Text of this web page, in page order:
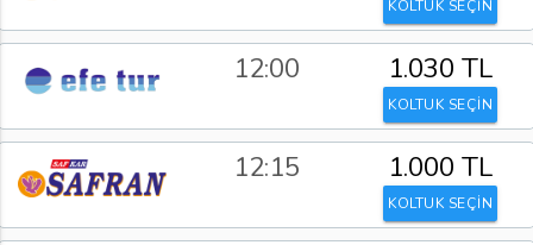
KOLTUK SEÇİN
12:00 1.030 TL
KOLTUK SEÇİN
12:15 1.000 TL
KOLTUK SEÇİN